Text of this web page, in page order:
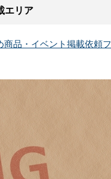
エリア
商品・イベント掲載依頼フ